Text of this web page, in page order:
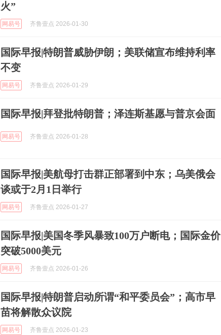
火”
网易号 齐鲁壹点 2026-01-30
国际早报|特朗普威胁伊朗；美联储宣布维持利率
不变
网易号 齐鲁壹点 2026-01-29
国际早报|拜登批特朗普；泽连斯基愿与普京会面
网易号 齐鲁壹点 2026-01-28
国际早报|美航母打击群正部署到中东；乌美俄会
谈或于2月1日举行
网易号 齐鲁壹点 2026-01-27
国际早报|美国冬季风暴致100万户断电；国际金价
突破5000美元
网易号 齐鲁壹点 2026-01-26
国际早报|特朗普启动所谓“和平委员会”；高市早
苗将解散众议院
网易号 齐鲁壹点 2026-01-23